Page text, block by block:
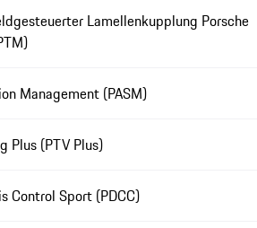
Lamellenkupplung Porsche
Management (PASM)
Plus (PTV Plus)
Control Sport (PDCC)